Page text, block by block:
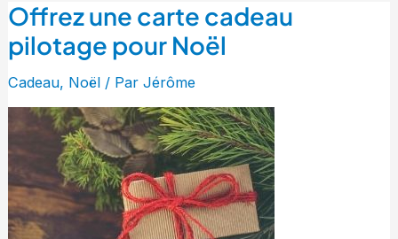
Offrez une carte cadeau
pilotage pour Noël
Cadeau, Noël/ Par Jérôme
Offrez
une
carte
cadeau
pilotage
pour
Noël